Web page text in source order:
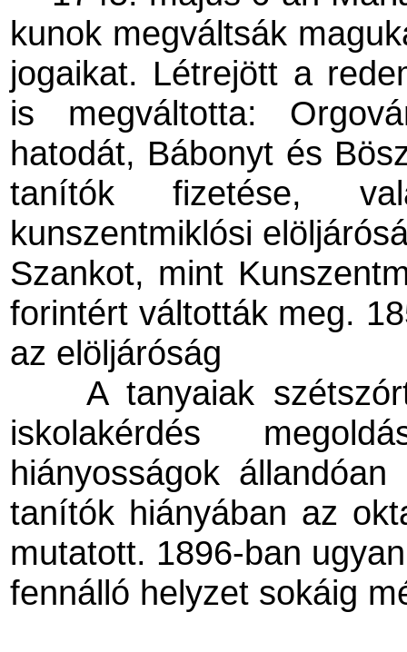
kunok megváltsák
jogaikat. Létrejött a
is megváltotta:
hatodát, Bábonyt és
tanítók fizetése,
kunszentmiklósi
Szankot, mint
forintért váltották meg.
az elöljáróság
A tanyaiak
iskolakérdés
hiányosságok
tanítók hiányában az
mutatott. 1896-ban
fennálló helyzet sokáig